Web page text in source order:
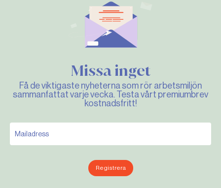
Missa inget
Få de viktigaste nyheterna som rör arbetsmiljön
sammanfattat varje vecka. Testa vårt premiumbrev
kostnadsfritt!
Registrera